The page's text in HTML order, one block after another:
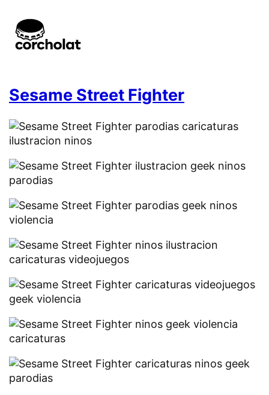
Sesame Street Fighter